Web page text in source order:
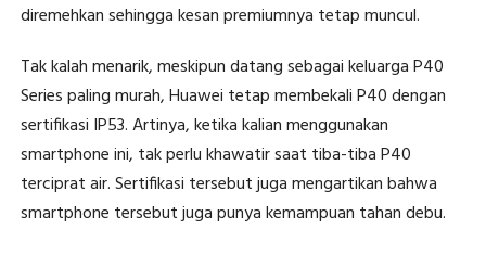
diremehkan sehingga kesan premiumnya tetap muncul.
Tak kalah menarik, meskipun datang sebagai keluarga P40
Series paling murah, Huawei tetap membekali P40 dengan
sertifikasi IP53. Artinya, ketika kalian menggunakan
smartphone ini, tak perlu khawatir saat tiba-tiba P40
terciprat air. Sertifikasi tersebut juga mengartikan bahwa
smartphone tersebut juga punya kemampuan tahan debu.